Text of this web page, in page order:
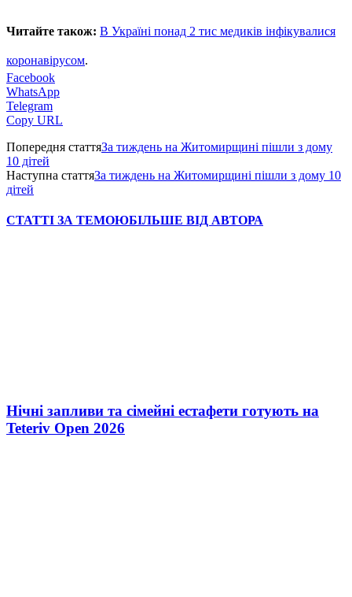
Читайте також: В Україні понад 2 тис медиків інфікувалися
коронавірусом.
Facebook
WhatsApp
Telegram
Copy URL
Попередня статтяЗа тиждень на Житомирщині пішли з дому
10 дітей
Наступна статтяЗа тиждень на Житомирщині пішли з дому 10
дітей
СТАТТІ ЗА ТЕМОЮБІЛЬШЕ ВІД АВТОРА
Нічні запливи та сімейні естафети готують на
Teteriv Open 2026